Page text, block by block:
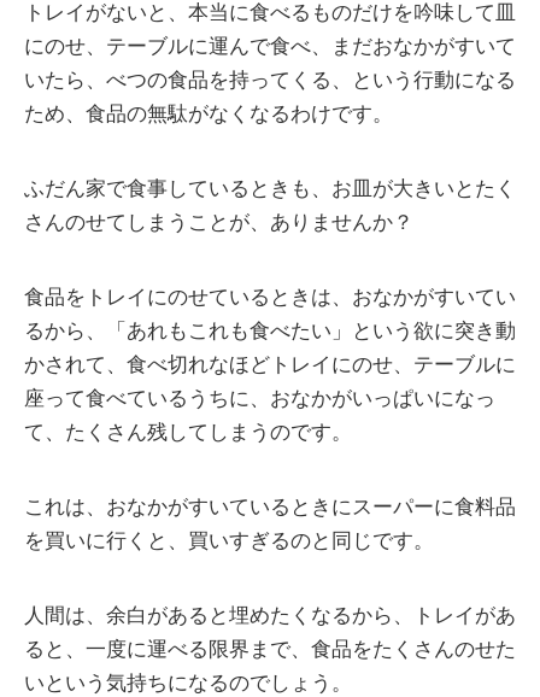
トレイがないと、本当に食べるものだけを吟味して皿
にのせ、テーブルに運んで食べ、まだおなかがすいて
いたら、べつの食品を持ってくる、という行動になる
ため、食品の無駄がなくなるわけです。
ふだん家で食事しているときも、お皿が大きいとたく
さんのせてしまうことが、ありませんか？
食品をトレイにのせているときは、おなかがすいてい
るから、「あれもこれも食べたい」という欲に突き動
かされて、食べ切れなほどトレイにのせ、テーブルに
座って食べているうちに、おなかがいっぱいになっ
て、たくさん残してしまうのです。
これは、おなかがすいているときにスーパーに食料品
を買いに行くと、買いすぎるのと同じです。
人間は、余白があると埋めたくなるから、トレイがあ
ると、一度に運べる限界まで、食品をたくさんのせた
いという気持ちになるのでしょう。